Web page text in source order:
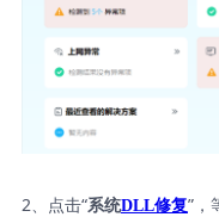
2、点击“系统DLL修复”，